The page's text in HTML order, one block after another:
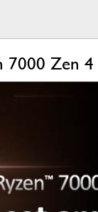
Zen 4